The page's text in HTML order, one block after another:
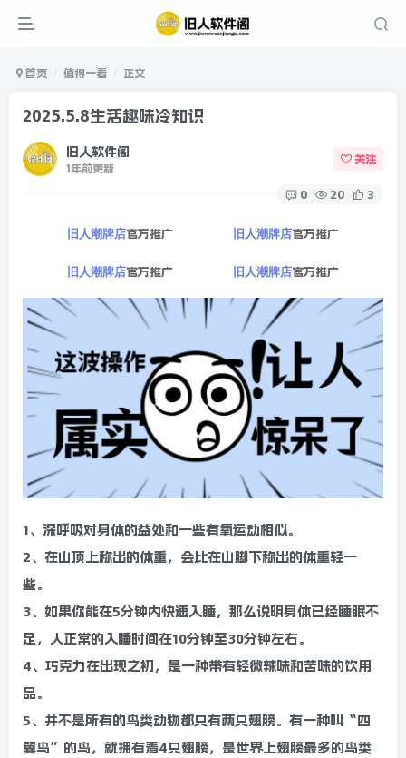
首页 值得一看 正文
2025.5.8生活趣味冷知识
旧人软件阁
1年前更新
关注
0 20 3
旧人潮牌店官方推广 旧人潮牌店官方推广
旧人潮牌店官方推广 旧人潮牌店官方推广
1、深呼吸对身体的益处和一些有氧运动相似。
2、在山顶上称出的体重，会比在山脚下称出的体重轻一
些。
3、如果你能在5分钟内快速入睡，那么说明身体已经睡眠不
足，人正常的入睡时间在10分钟至30分钟左右。
4、巧克力在出现之初，是一种带有轻微辣味和苦味的饮用
品。
5、并不是所有的鸟类动物都只有两只翅膀。有一种叫“四
翼鸟”的鸟，就拥有着4只翅膀，是世界上翅膀最多的鸟类